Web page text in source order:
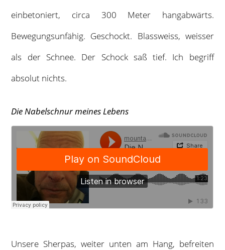
einbetoniert, circa 300 Meter hangabwärts.
Bewegungsunfähig. Geschockt. Blassweiss, weisser
als der Schnee. Der Schock saß tief. Ich begriff
absolut nichts.
Die Nabelschnur meines Lebens
Unsere Sherpas, weiter unten am Hang, befreiten